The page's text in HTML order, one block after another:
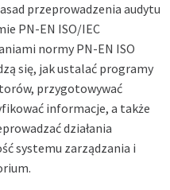
przeprowadzenia audytu
PN-EN ISO/IEC
normy PN-EN ISO
się, jak ustalać programy
przygotowywać
informacje, a także
działania
systemu zarządzania i